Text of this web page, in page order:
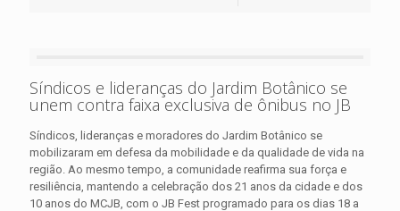
Síndicos e lideranças do Jardim Botânico se
unem contra faixa exclusiva de ônibus no JB
Síndicos, lideranças e moradores do Jardim Botânico se
mobilizaram em defesa da mobilidade e da qualidade de vida na
região. Ao mesmo tempo, a comunidade reafirma sua força e
resiliência, mantendo a celebração dos 21 anos da cidade e dos
10 anos do MCJB, com o JB Fest programado para os dias 18 a